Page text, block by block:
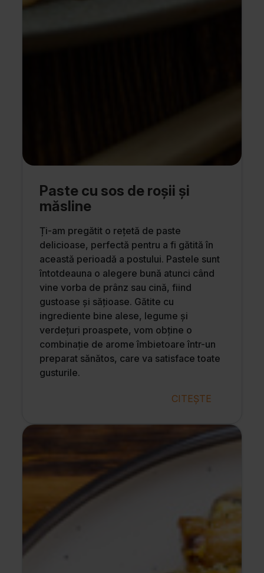
Paste cu sos de roșii și
măsline
Ți-am pregătit o rețetă de paste
delicioase, perfectă pentru a fi gătită în
această perioadă a postului. Pastele sunt
întotdeauna o alegere bună atunci când
vine vorba de prânz sau cină, fiind
gustoase și sățioase. Gătite cu
ingrediente bine alese, legume și
verdețuri proaspete, vom obține o
combinație de arome îmbietoare într-un
preparat sănătos, care va satisface toate
gusturile.
CITEȘTE